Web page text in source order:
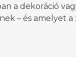
a dekoráció
– és amelyet